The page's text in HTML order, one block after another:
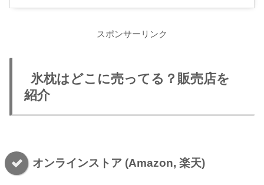
スポンサーリンク
氷枕はどこに売ってる？販売店を
紹介
オンラインストア (Amazon, 楽天)